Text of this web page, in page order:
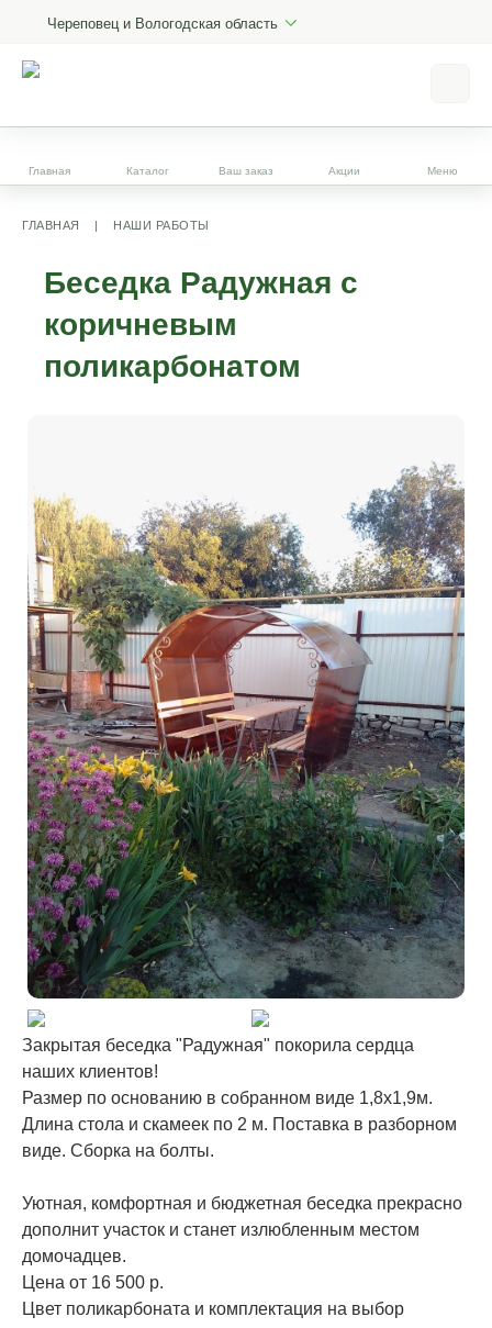
Череповец и Вологодская область
Главная Каталог Ваш заказ Акции Меню
ГЛАВНАЯ | НАШИ РАБОТЫ
Беседка Радужная с
коричневым
поликарбонатом
Закрытая беседка "Радужная" покорила сердца
наших клиентов!
Размер по основанию в собранном виде 1,8х1,9м.
Длина стола и скамеек по 2 м. Поставка в разборном
виде. Сборка на болты.
Уютная, комфортная и бюджетная беседка прекрасно
дополнит участок и станет излюбленным местом
домочадцев.
Цена от 16 500 р.
Цвет поликарбоната и комплектация на выбор